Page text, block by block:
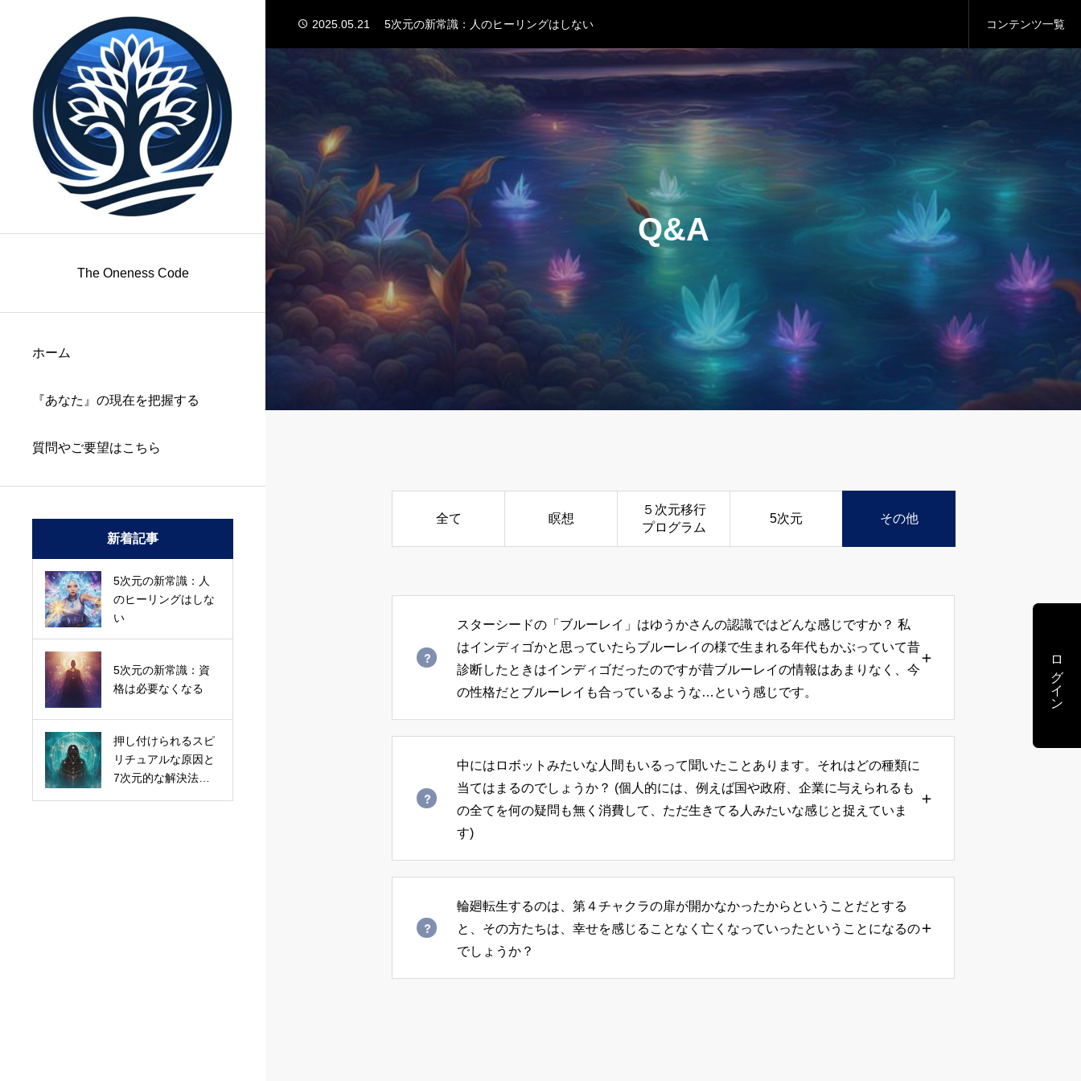
The Oneness Code
ホーム
『あなた』の現在を把握する
質問やご要望はこちら
新着記事
5次元の新常識：人
のヒーリングはしな
い
5次元の新常識：資
格は必要なくなる
押し付けられるスピ
リチュアルな原因と
7次元的な解決法！5
2025.04.21
5次元の新常識：資格は必要なくなる
2025.04.04
押し付けられるスピリチュアルな原因と7次元的な解決法！5次元の新常識
未来を自分で作らない！理想の未来を引き寄せる5次元的な方法
波動を上げる努力、意味あった？5次元の新常識『波動は調整しない』
2025.05.21
5次元の新常識：人のヒーリングはしない
2025.04.21
コンテンツ一覧
Q&A
全て 瞑想
５次元移行
プログラム
5次元 その他
スターシードの「ブルーレイ」はゆうかさんの認識ではどんな感じですか？ 私
はインディゴかと思っていたらブルーレイの様で生まれる年代もかぶっていて昔
診断したときはインディゴだったのですが昔ブルーレイの情報はあまりなく、今
の性格だとブルーレイも合っているような…という感じです。
講話では認識をすり合わせるために「インディゴチルドレン」「クリス
タルチルドレン」「レインボーチルドレン」という言葉を使いました
が、私は実際にはこれらのカテゴライズはあまり気にしていないです。
思ったのですが、今は生まれた年代に関係なくそれぞれの特徴あるスタ
ーシード系の個性と出会うので、何チルドレンかはあまり気にしなくな
りました。なのでブルーレイというのも、あまりピンと来ていなかった
中にはロボットみたいな人間もいるって聞いたことあります。それはどの種類に
当てはまるのでしょうか？ (個人的には、例えば国や政府、企業に与えられるも
の全てを何の疑問も無く消費して、ただ生きてる人みたいな感じと捉えていま
す)
人間の姿をしたロボットもいるだろうし、人間の姿に成りすました宇宙
人もいるだろうし、地球を通って人間として生まれてきたけれど、設定
が宇宙人のままという方もいるでしょうね。
輪廻転生するのは、第４チャクラの扉が開かなかったからということだとする
と、その方たちは、幸せを感じることなく亡くなっていったということになるの
でしょうか？
ログイン